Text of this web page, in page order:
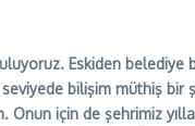
Eskiden belediye
bilişim müthiş
Onun için de şehrimiz